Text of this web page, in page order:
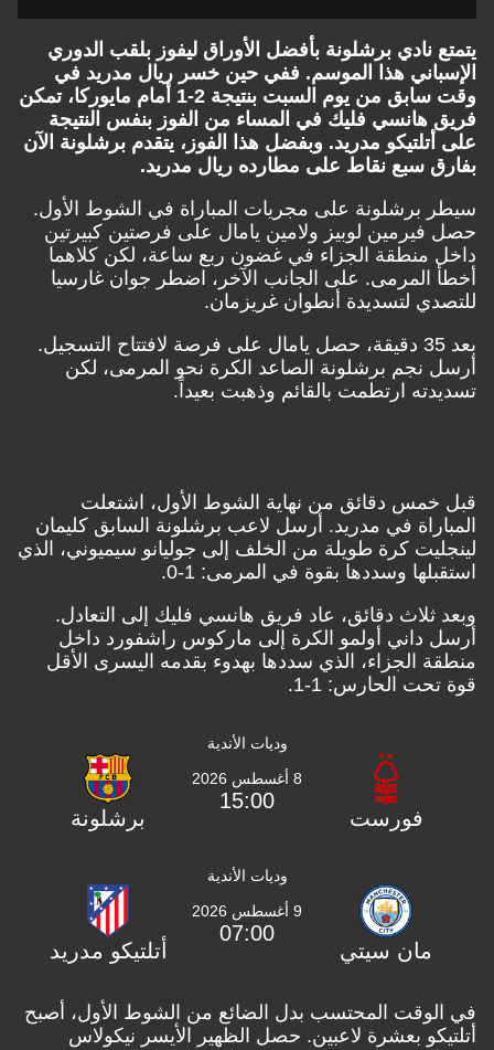
يتمتع نادي برشلونة بأفضل الأوراق ليفوز بلقب الدوري
الإسباني هذا الموسم. ففي حين خسر ريال مدريد في
وقت سابق من يوم السبت بنتيجة 2-1 أمام مايوركا، تمكن
فريق هانسي فليك في المساء من الفوز بنفس النتيجة
على أتلتيكو مدريد. وبفضل هذا الفوز، يتقدم برشلونة الآن
بفارق سبع نقاط على مطارده ريال مدريد.
سيطر برشلونة على مجريات المباراة في الشوط الأول.
حصل فيرمين لوبيز ولامين يامال على فرصتين كبيرتين
داخل منطقة الجزاء في غضون ربع ساعة، لكن كلاهما
أخطأ المرمى. على الجانب الآخر، اضطر جوان غارسيا
للتصدي لتسديدة أنطوان غريزمان.
بعد 35 دقيقة، حصل يامال على فرصة لافتتاح التسجيل.
أرسل نجم برشلونة الصاعد الكرة نحو المرمى، لكن
تسديدته ارتطمت بالقائم وذهبت بعيداً.
قبل خمس دقائق من نهاية الشوط الأول، اشتعلت
المباراة في مدريد. أرسل لاعب برشلونة السابق كليمان
لينجليت كرة طويلة من الخلف إلى جوليانو سيميوني، الذي
استقبلها وسددها بقوة في المرمى: 1-0.
وبعد ثلاث دقائق، عاد فريق هانسي فليك إلى التعادل.
أرسل داني أولمو الكرة إلى ماركوس راشفورد داخل
منطقة الجزاء، الذي سددها بهدوء بقدمه اليسرى الأقل
قوة تحت الحارس: 1-1.
وديات الأندية
فورست
8 أغسطس 2026
15:00
برشلونة
وديات الأندية
مان سيتي
9 أغسطس 2026
07:00
أتلتيكو مدريد
في الوقت المحتسب بدل الضائع من الشوط الأول، أصبح
أتلتيكو بعشرة لاعبين. حصل الظهير الأيسر نيكولاس